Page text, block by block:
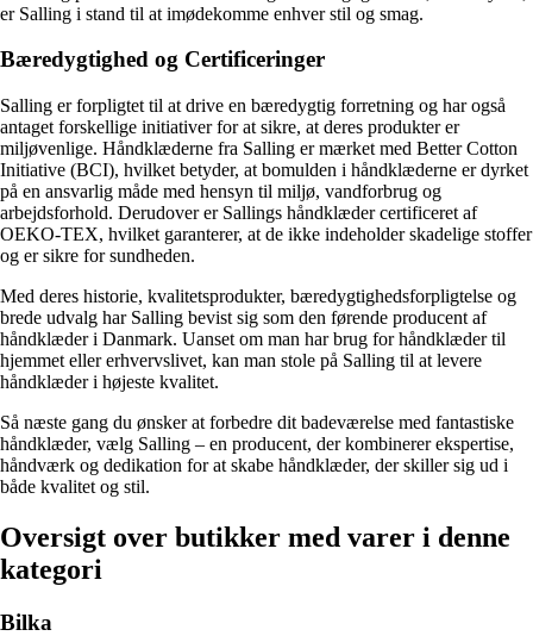
er Salling i stand til at imødekomme enhver stil og smag.
Bæredygtighed og Certificeringer
Salling er forpligtet til at drive en bæredygtig forretning og har også
antaget forskellige initiativer for at sikre, at deres produkter er
miljøvenlige. Håndklæderne fra Salling er mærket med Better Cotton
Initiative (BCI), hvilket betyder, at bomulden i håndklæderne er dyrket
på en ansvarlig måde med hensyn til miljø, vandforbrug og
arbejdsforhold. Derudover er Sallings håndklæder certificeret af
OEKO-TEX, hvilket garanterer, at de ikke indeholder skadelige stoffer
og er sikre for sundheden.
Med deres historie, kvalitetsprodukter, bæredygtighedsforpligtelse og
brede udvalg har Salling bevist sig som den førende producent af
håndklæder i Danmark. Uanset om man har brug for håndklæder til
hjemmet eller erhvervslivet, kan man stole på Salling til at levere
håndklæder i højeste kvalitet.
Så næste gang du ønsker at forbedre dit badeværelse med fantastiske
håndklæder, vælg Salling – en producent, der kombinerer ekspertise,
håndværk og dedikation for at skabe håndklæder, der skiller sig ud i
både kvalitet og stil.
Oversigt over butikker med varer i denne
kategori
Bilka